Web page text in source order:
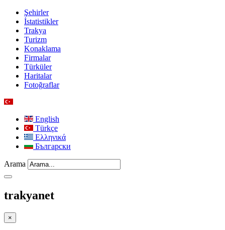
Şehirler
İstatistikler
Trakya
Turizm
Konaklama
Firmalar
Türküler
Haritalar
Fotoğraflar
English
Türkçe
Ελληνικά
Български
Arama
trakyanet
×